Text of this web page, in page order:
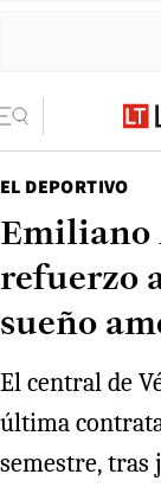
EL DEPORTIVO
Emiliano
refuerzo
sueño
El central de
última
semestre,